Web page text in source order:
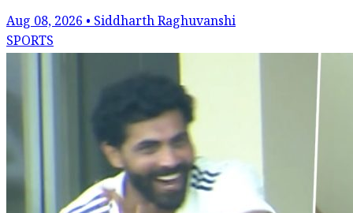
Aug 08, 2026 • Siddharth Raghuvanshi
SPORTS